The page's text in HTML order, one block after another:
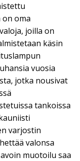
oma
joilla on
käsin
vuosia
jotka nousivat
tankoissa
varjostin
valonsa
muotoilu saa